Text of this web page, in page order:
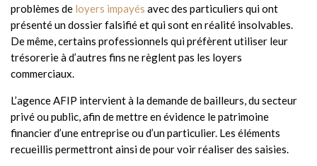
problèmes de loyers impayés avec des particuliers qui ont
présenté un dossier falsifié et qui sont en réalité insolvables.
De même, certains professionnels qui préfèrent utiliser leur
trésorerie à d’autres fins ne règlent pas les loyers
commerciaux.
L’agence AFIP intervient à la demande de bailleurs, du secteur
privé ou public, afin de mettre en évidence le patrimoine
financier d’une entreprise ou d’un particulier. Les éléments
recueillis permettront ainsi de pour voir réaliser des saisies.